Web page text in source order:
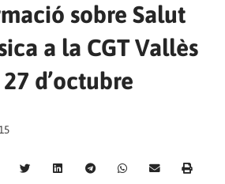
sobre Salut
a la CGT Vallès
d’octubre